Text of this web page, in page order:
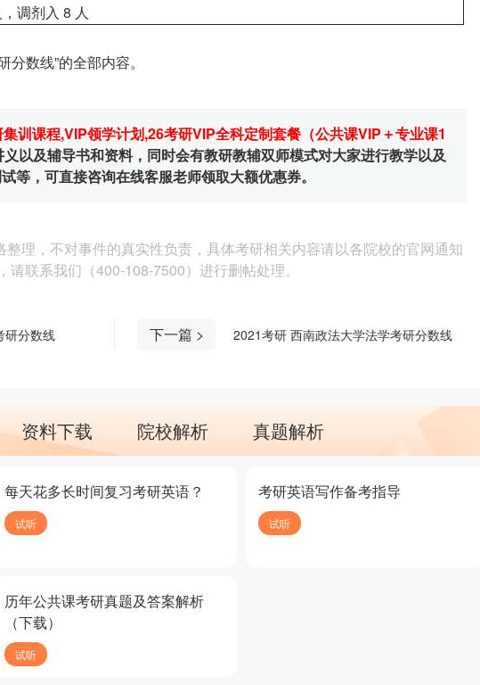
调剂入 8 人
数线”的全部内容。
训课程,VIP领学计划,26考研VIP全科定制套餐（公共课VIP＋专业课1
以及辅导书和资料，同时会有教研教辅双师模式对大家进行教学以及
等，可直接咨询在线客服老师领取大额优惠券。
理，不对事件的真实性负责，具体考研相关内容请以各院校的官网通知
联系我们（400-108-7500）进行删帖处理。
研分数线 下一篇 > 2021考研 西南政法大学法学考研分数线
资料下载 院校解析 真题解析
每天花多长时间复习考研英语？
试听
考研英语写作备考指导
试听
历年公共课考研真题及答案解析
（下载）
试听